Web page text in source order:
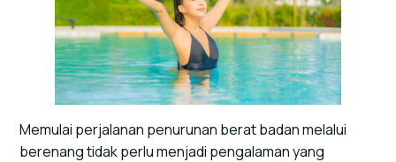
Memulai perjalanan penurunan berat badan melalui
berenang tidak perlu menjadi pengalaman yang